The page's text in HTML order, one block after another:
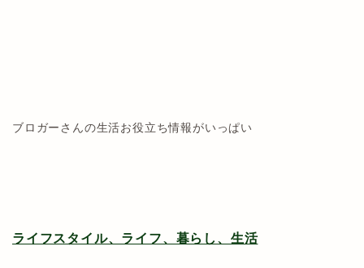
ブロガーさんの生活お役立ち情報がいっぱい
ライフスタイル、ライフ、暮らし、生活